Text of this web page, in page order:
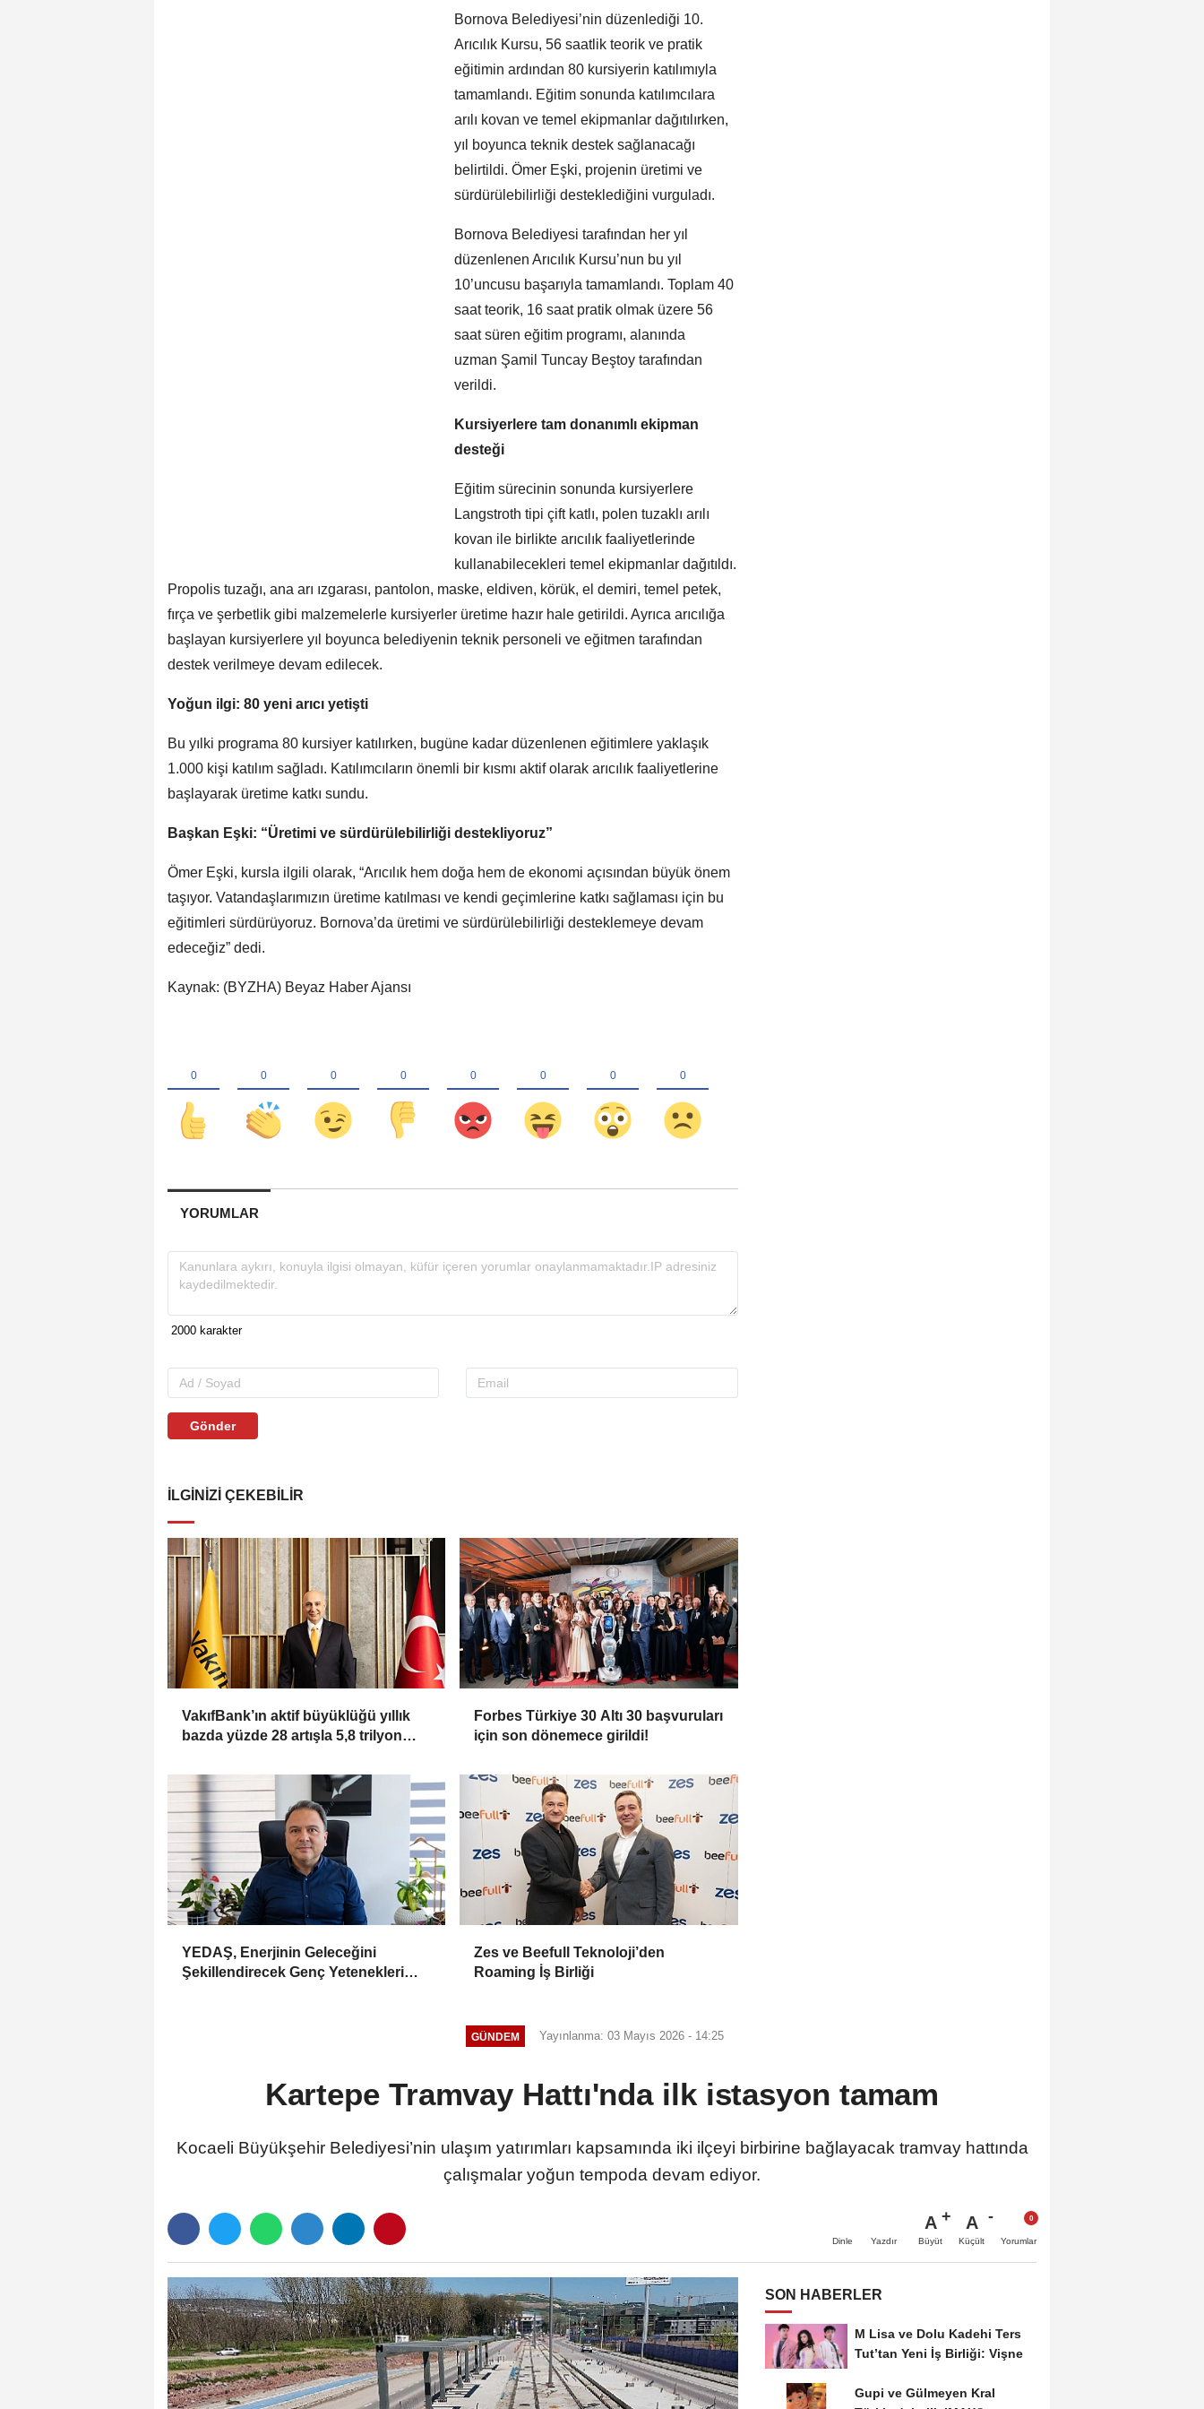
Bornova Belediyesi’nin düzenlediği 10.
Arıcılık Kursu, 56 saatlik teorik ve pratik
eğitimin ardından 80 kursiyerin katılımıyla
tamamlandı. Eğitim sonunda katılımcılara
arılı kovan ve temel ekipmanlar dağıtılırken,
yıl boyunca teknik destek sağlanacağı
belirtildi. Ömer Eşki, projenin üretimi ve
sürdürülebilirliği desteklediğini vurguladı.
Bornova Belediyesi tarafından her yıl
düzenlenen Arıcılık Kursu’nun bu yıl
10’uncusu başarıyla tamamlandı. Toplam 40
saat teorik, 16 saat pratik olmak üzere 56
saat süren eğitim programı, alanında
uzman Şamil Tuncay Beştoy tarafından
verildi.
Kursiyerlere tam donanımlı ekipman
desteği
Eğitim sürecinin sonunda kursiyerlere
Langstroth tipi çift katlı, polen tuzaklı arılı
kovan ile birlikte arıcılık faaliyetlerinde
kullanabilecekleri temel ekipmanlar dağıtıldı.
Propolis tuzağı, ana arı ızgarası, pantolon, maske, eldiven, körük, el demiri, temel petek,
fırça ve şerbetlik gibi malzemelerle kursiyerler üretime hazır hale getirildi. Ayrıca arıcılığa
başlayan kursiyerlere yıl boyunca belediyenin teknik personeli ve eğitmen tarafından
destek verilmeye devam edilecek.
Yoğun ilgi: 80 yeni arıcı yetişti
Bu yılki programa 80 kursiyer katılırken, bugüne kadar düzenlenen eğitimlere yaklaşık
1.000 kişi katılım sağladı. Katılımcıların önemli bir kısmı aktif olarak arıcılık faaliyetlerine
başlayarak üretime katkı sundu.
Başkan Eşki: “Üretimi ve sürdürülebilirliği destekliyoruz”
Ömer Eşki, kursla ilgili olarak, “Arıcılık hem doğa hem de ekonomi açısından büyük önem
taşıyor. Vatandaşlarımızın üretime katılması ve kendi geçimlerine katkı sağlaması için bu
eğitimleri sürdürüyoruz. Bornova’da üretimi ve sürdürülebilirliği desteklemeye devam
edeceğiz” dedi.
Kaynak: (BYZHA) Beyaz Haber Ajansı
YORUMLAR
Gönder
İLGINIZI ÇEKEBILIR
VakıfBank’ın aktif büyüklüğü yıllık
bazda yüzde 28 artışla 5,8 trilyon
Forbes Türkiye 30 Altı 30 başvuruları
için son dönemece girildi!
YEDAŞ, Enerjinin Geleceğini
Şekillendirecek Genç Yetenekleri
Zes ve Beefull Teknoloji’den
Roaming İş Birliği
GÜNDEM Yayınlanma: 03 Mayıs 2026 - 14:25
Kartepe Tramvay Hattı'nda ilk istasyon tamam
Kocaeli Büyükşehir Belediyesi’nin ulaşım yatırımları kapsamında iki ilçeyi birbirine bağlayacak tramvay hattında
çalışmalar yoğun tempoda devam ediyor.
Dinle Yazdır
A
Büyüt
A
Küçült Yorumlar
SON HABERLER
M Lisa ve Dolu Kadehi Ters
Tut’tan Yeni İş Birliği: Vişne
Gupi ve Gülmeyen Kral